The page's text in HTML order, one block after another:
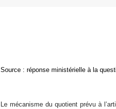
Source : réponse ministérielle à la
Le mécanisme du quotient prévu à